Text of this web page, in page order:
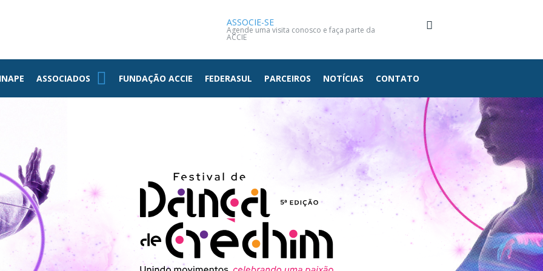
ASSOCIE-SE
Agende uma visita conosco e faça parte da
ACCIE
ASSOCIADOS FUNDAÇÃO ACCIE FEDERASUL PARCEIROS NOTÍCIAS CONTATO